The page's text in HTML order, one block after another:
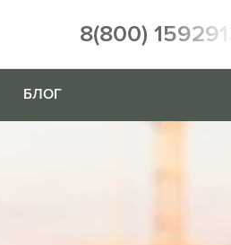
8(800) 1592913
БЛОГ